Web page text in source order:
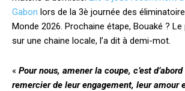
Gabon lors de la 3è journée des
Monde 2026. Prochaine étape, Bouaké ? Le
sur une chaine locale, l’a dit à demi-mot.
« Pour nous, amener la coupe, c’est
remercier de leur engagement, leur amour